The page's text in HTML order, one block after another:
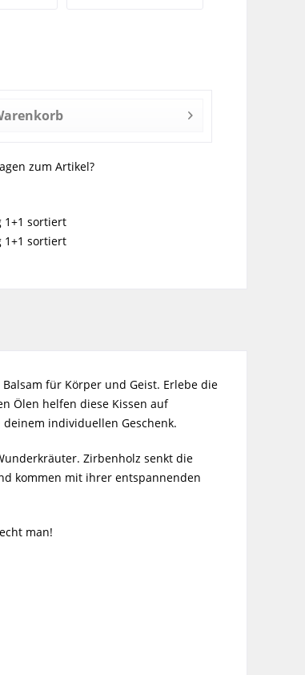
zum Artikel?
1+1 sortiert
1+1 sortiert
für Körper und Geist. Erlebe die
Ölen helfen diese Kissen auf
individuellen Geschenk.
Zirbenholz senkt die
kommen mit ihrer entspannenden
man!